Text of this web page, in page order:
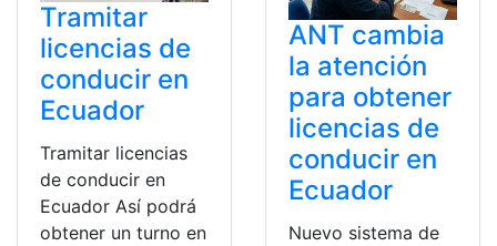
Tramitar
licencias de
conducir en
Ecuador
Tramitar licencias
de conducir en
Ecuador Así podrá
obtener un turno en
ANT cambia
la atención
para obtener
licencias de
conducir en
Ecuador
Nuevo sistema de